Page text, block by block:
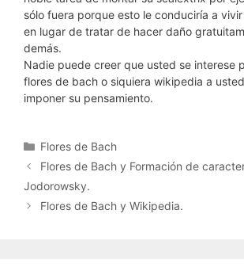
sólo fuera porque esto le conduciría a
en lugar de tratar de hacer daño
demás.
Nadie puede creer que usted se interese
flores de bach o siquiera wikipedia a
imponer su pensamiento.
Categorías
Flores de Bach
Flores de Bach y Formación de
Jodorowsky.
Flores de Bach y Wikipedia.